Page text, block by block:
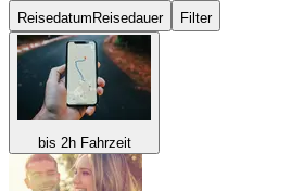
Reisedatum Reisedauer Filter
bis 2h Fahrzeit